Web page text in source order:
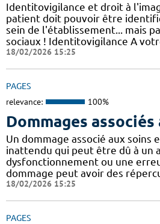
Identitovigilance et droit à
patient doit pouvoir être
sein de l'établissement... mais
sociaux ! Identitovigilance A
18/02/2026 15:25
PAGES
relevance: 100%
Dommages associés
Un dommage associé aux soins
inattendu qui peut être dû à un
dysfonctionnement ou une
dommage peut avoir des
18/02/2026 15:25
PAGES